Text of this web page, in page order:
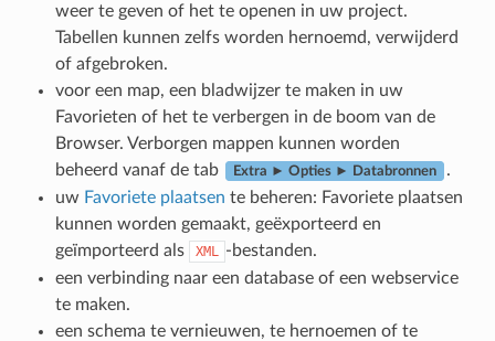
weer te geven of het te openen in uw project.
Tabellen kunnen zelfs worden hernoemd, verwijderd
of afgebroken.
voor een map, een bladwijzer te maken in uw
Favorieten of het te verbergen in de boom van de
Browser. Verborgen mappen kunnen worden
beheerd vanaf de tab
Extra ► Opties ► Databronnen
.
uw Favoriete plaatsen te beheren: Favoriete plaatsen
kunnen worden gemaakt, geëxporteerd en
geïmporteerd als
XML -bestanden.
een verbinding naar een database of een webservice
te maken.
een schema te vernieuwen, te hernoemen of te